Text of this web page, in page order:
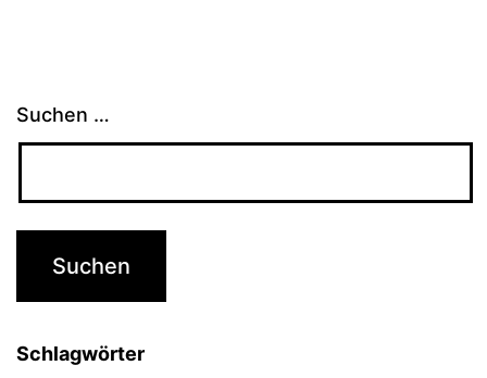
Suchen …
Schlagwörter